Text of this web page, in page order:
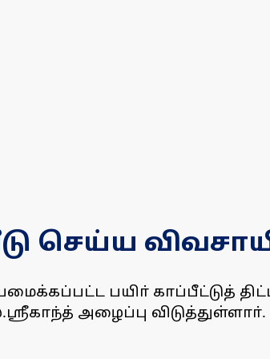
செய்ய
பயிா் காப்பீட்டுத்
அழைப்பு விடுத்துள்ளாா்.